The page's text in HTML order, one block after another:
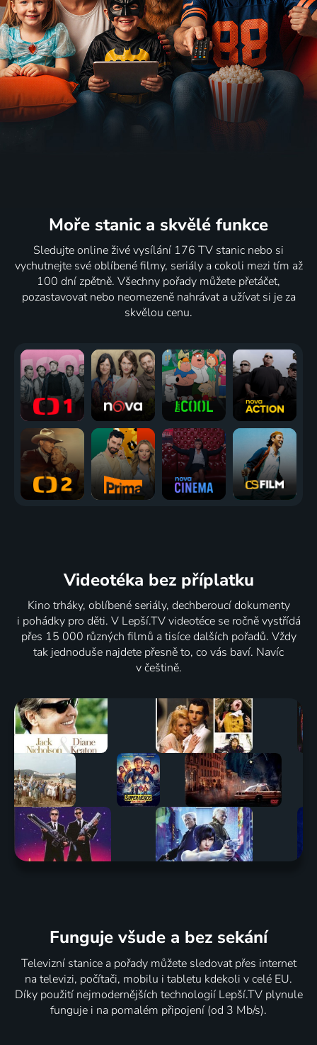
Moře stanic a skvělé funkce
Sledujte online živé vysílání 176 TV stanic nebo si
vychutnejte své oblíbené filmy, seriály a cokoli mezi tím až
100 dní zpětně. Všechny pořady můžete přetáčet,
pozastavovat nebo neomezeně nahrávat a užívat si je za
skvělou cenu.
Videotéka bez příplatku
Kino trháky, oblíbené seriály, dechberoucí dokumenty
i pohádky pro děti. V Lepší.TV videotéce se ročně vystřídá
přes 15 000 různých filmů a tisíce dalších pořadů. Vždy
tak jednoduše najdete přesně to, co vás baví. Navíc
v češtině.
Funguje všude a bez sekání
Televizní stanice a pořady můžete sledovat přes internet
na televizi, počítači, mobilu i tabletu kdekoli v celé EU.
Díky použití nejmodernějších technologií Lepší.TV plynule
funguje i na pomalém připojení (od 3 Mb/s).